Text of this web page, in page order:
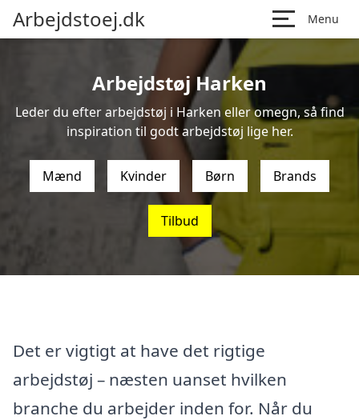
Arbejdstoej.dk Menu
Arbejdstøj Harken
Leder du efter arbejdstøj i Harken eller omegn, så find
inspiration til godt arbejdstøj lige her.
Mænd Kvinder Børn Brands
Tilbud
Det er vigtigt at have det rigtige
arbejdstøj – næsten uanset hvilken
branche du arbejder inden for. Når du